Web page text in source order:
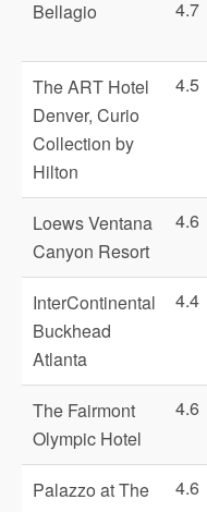
Bellagio 4.7
The ART Hotel
Denver, Curio
Collection by
Hilton
4.5
Loews Ventana
Canyon Resort
4.6
InterContinental
Buckhead
Atlanta
4.4
The Fairmont
Olympic Hotel
4.6
Palazzo at The
4.6